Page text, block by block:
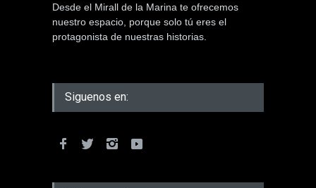
Desde el Mirall de la Marina te ofrecemos
nuestro espacio, porque solo tú eres el
protagonista de nuestras historias.
Siguenos en: